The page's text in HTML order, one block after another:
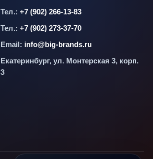
Тел.:+7 (902) 266-13-83
Тел.:+7 (902) 273-37-70
Email: info@big-brands.ru
Екатеринбург, ул. Монтерская 3, корп.
3